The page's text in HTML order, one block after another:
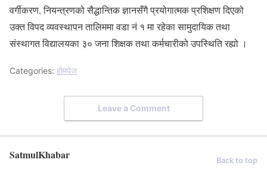
वर्गीकरण, नियन्त्रणको सैद्धान्तिक ज्ञानसँगै प्रयोगात्मक प्रशिक्षण दिएको
उक्त विपद व्यवस्थापन तालिममा वडा नं १ मा रहेका सामुदायिक तथा
संस्थागत विद्यालयका ३० जना शिक्षक तथा कर्मचारीको उपस्थिति रह्यो ।
Categories: होमपेज
Leave a Comment
SatmulKhabar Back to top